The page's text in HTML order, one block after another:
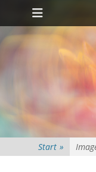
Zum
Inhalt
springen
Primäres Menü
Start »